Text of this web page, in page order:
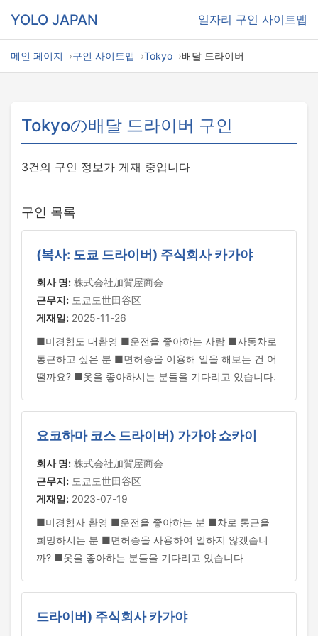
YOLO JAPAN 일자리 구인 사이트맵
메인 페이지 구인 사이트맵 Tokyo 배달 드라이버
Tokyoの배달 드라이버 구인
3건의 구인 정보가 게재 중입니다
구인 목록
(복사: 도쿄 드라이버) 주식회사 카가야
회사 명: 株式会社加賀屋商会
근무지: 도쿄도世田谷区
게재일: 2025-11-26
■미경험도 대환영 ■운전을 좋아하는 사람 ■자동차로
통근하고 싶은 분 ■면허증을 이용해 일을 해보는 건 어
떨까요? ■옷을 좋아하시는 분들을 기다리고 있습니다.
요코하마 코스 드라이버) 가가야 쇼카이
회사 명: 株式会社加賀屋商会
근무지: 도쿄도世田谷区
게재일: 2023-07-19
■미경험자 환영 ■운전을 좋아하는 분 ■차로 통근을
희망하시는 분 ■면허증을 사용하여 일하지 않겠습니
까? ■옷을 좋아하는 분들을 기다리고 있습니다
드라이버) 주식회사 카가야